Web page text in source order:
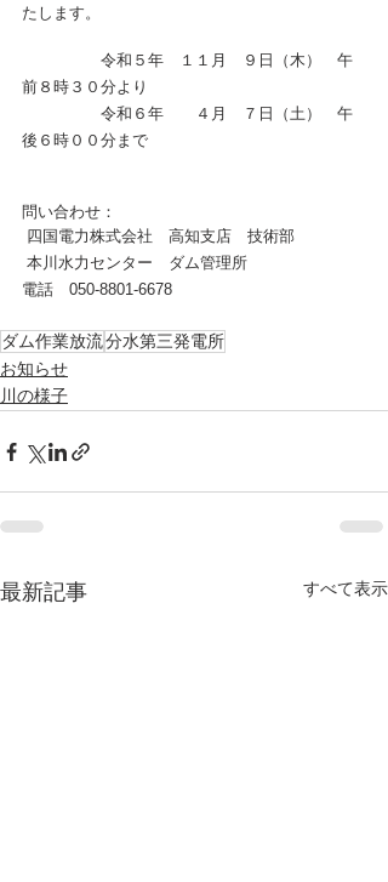
たします。
令和５年　１１月　９日（木）　午
前８時３０分より
令和６年　　４月　７日（土）　午
後６時００分まで
問い合わせ：
四国電力株式会社　高知支店　技術部
本川水力センター　ダム管理所
電話　050-8801‐6678
ダム作業放流分水第三発電所
お知らせ
川の様子
最新記事 すべて表示